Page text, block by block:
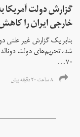
خارجی ایران را
بنابر یک گزارش غیر علنی
۷۰...
۸ ساعت ۲۰ دقیقه پیش